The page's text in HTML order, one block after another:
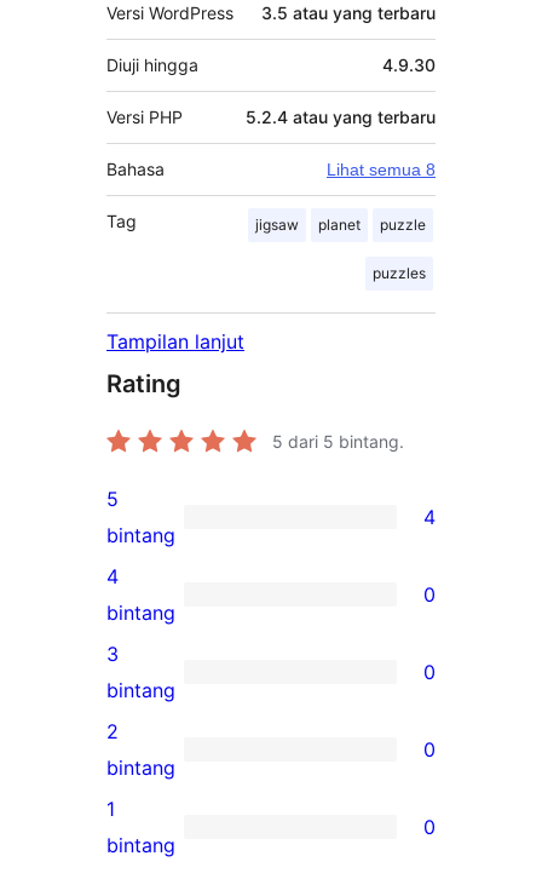
Versi WordPress 3.5 atau yang terbaru
Diuji hingga 4.9.30
Versi PHP 5.2.4 atau yang terbaru
Bahasa Lihat semua 8
Tag jigsaw planet puzzle
puzzles
Tampilan lanjut
Rating
5 dari 5 bintang.
4
ulasan
5-
bintang
5
bintang
4
0
ulasan
4-
bintang
4
bintang
0
0
ulasan
3-
bintang
3
bintang
0
0
ulasan
2-
2
bintang
0
0
1
bintang
0